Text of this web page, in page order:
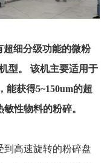
超细分级功能的微粉
型。
该机主要适用于
能获得5~150um的超
性物料的粉碎。
到高速旋转的粉碎盘